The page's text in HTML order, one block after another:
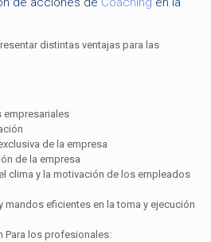
distintas ventajas para las
empresariales
de la empresa
de la empresa
clima y la motivación de los empleados
mandos eficientes en la toma y ejecución
Para los profesionales: